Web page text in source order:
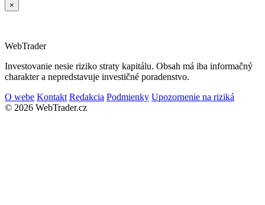
×
WebTrader
Investovanie nesie riziko straty kapitálu. Obsah má iba informačný
charakter a nepredstavuje investičné poradenstvo.
O webe Kontakt Redakcia Podmienky Upozornenie na riziká
© 2026 WebTrader.cz